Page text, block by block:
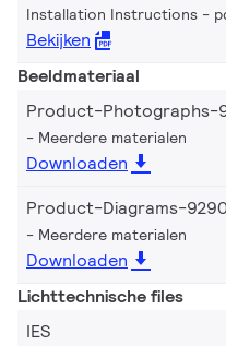
Installation Instructions
Bekijken
Beeldmateriaal
Product-Photographs-
Meerdere materialen
Downloaden
Product-Diagrams-
Meerdere materialen
Downloaden
Lichttechnische files
IES